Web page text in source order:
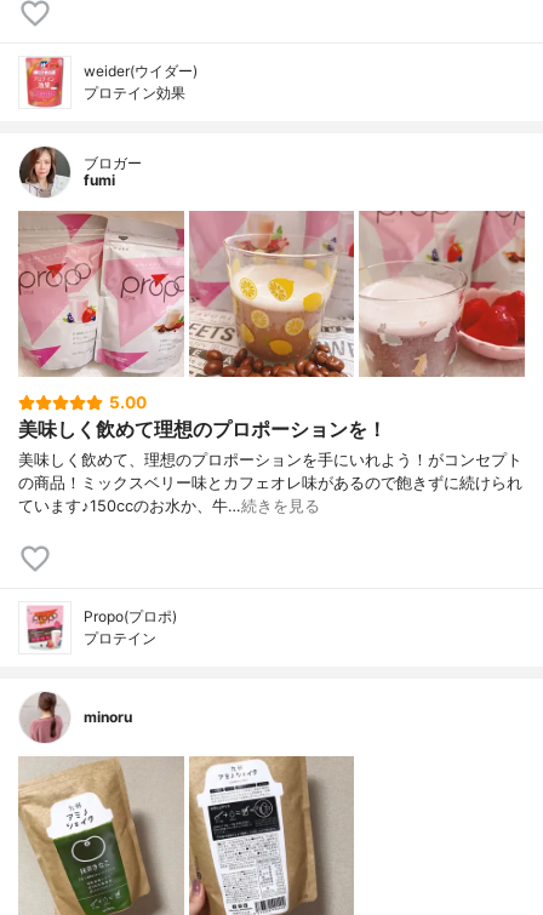
weider(ウイダー)
プロテイン効果
ブロガー
fumi
5.00
美味しく飲めて理想のプロポーションを！
美味しく飲めて、理想のプロポーションを手にいれよう！がコンセプト
の商品！ミックスベリー味とカフェオレ味があるので飽きずに続けられ
ています♪150ccのお水か、牛…続きを見る
Propo(プロポ)
プロテイン
minoru